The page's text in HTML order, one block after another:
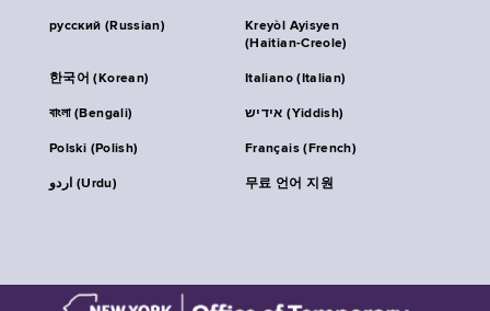
русский (Russian)
Kreyòl Ayisyen
(Haitian-Creole)
한국어 (Korean) Italiano (Italian)
বাংলা (Bengali) אידיש (Yiddish)
Polski (Polish) Français (French)
اردو (Urdu) 무료 언어 지원